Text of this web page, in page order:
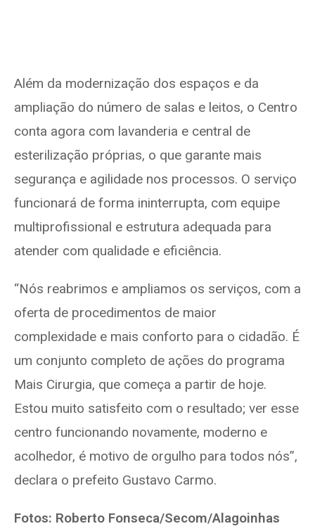
Além da modernização dos espaços e da
ampliação do número de salas e leitos, o Centro
conta agora com lavanderia e central de
esterilização próprias, o que garante mais
segurança e agilidade nos processos. O serviço
funcionará de forma ininterrupta, com equipe
multiprofissional e estrutura adequada para
atender com qualidade e eficiência.
“Nós reabrimos e ampliamos os serviços, com a
oferta de procedimentos de maior
complexidade e mais conforto para o cidadão. É
um conjunto completo de ações do programa
Mais Cirurgia, que começa a partir de hoje.
Estou muito satisfeito com o resultado; ver esse
centro funcionando novamente, moderno e
acolhedor, é motivo de orgulho para todos nós”,
declara o prefeito Gustavo Carmo.
Fotos: Roberto Fonseca/Secom/Alagoinhas